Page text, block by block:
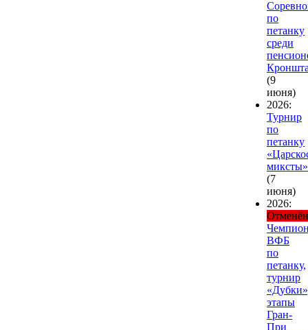
по
петанку
среди
(9
июня)
2026:
Турнир
по
петанку
миксты»
(7
июня)
2026:
Отменён
ВФБ
по
петанку,
турнир
этапы
Гран-
При